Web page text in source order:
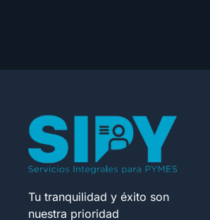
Tu tranquilidad y éxito son
nuestra prioridad